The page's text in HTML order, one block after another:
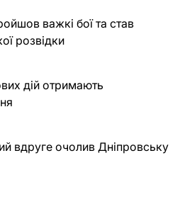
важкі бої та став
розвідки
дій отримають
вдруге очолив Дніпровську